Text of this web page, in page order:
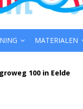
MATERIALEN
100 in Eelde